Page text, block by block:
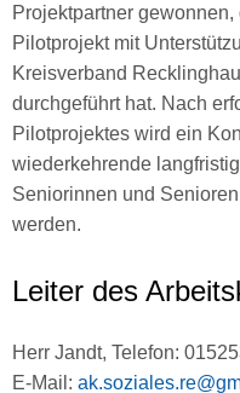
Projektpartner
Pilotprojekt mit
Kreisverband
durchgeführt hat. Nach
Pilotprojektes wird ein
wiederkehrende
Seniorinnen und
werden.
Leiter des
Herr Jandt, Telefon:
E-Mail: